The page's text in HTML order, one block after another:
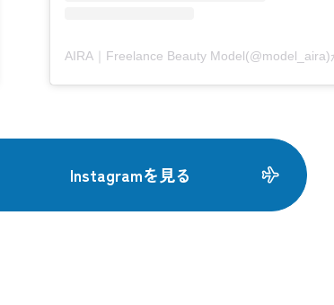
AIRA｜Freelance Beauty Model(@model_aira)
Instagramを見る